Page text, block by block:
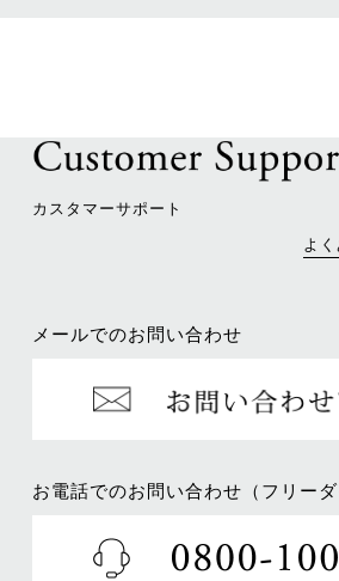
カスタマーサポート
よ
メールでのお問い合わせ
お電話でのお問い合わせ（フリーダ